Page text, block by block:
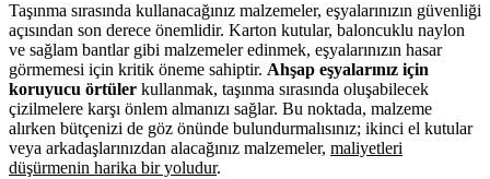
Taşınma sırasında kullanacağınız malzemeler, eşyalarınızın güvenliği
açısından son derece önemlidir. Karton kutular, baloncuklu naylon
ve sağlam bantlar gibi malzemeler edinmek, eşyalarınızın hasar
görmemesi için kritik öneme sahiptir. Ahşap eşyalarınız için
koruyucu örtüler kullanmak, taşınma sırasında oluşabilecek
çizilmelere karşı önlem almanızı sağlar. Bu noktada, malzeme
alırken bütçenizi de göz önünde bulundurmalısınız; ikinci el kutular
veya arkadaşlarınızdan alacağınız malzemeler, maliyetleri
düşürmenin harika bir yoludur.